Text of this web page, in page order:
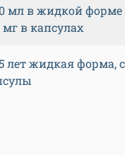
мл в жидкой форме
мг в капсулах
лет жидкая форма,